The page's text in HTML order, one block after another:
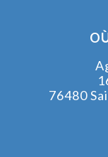
76480